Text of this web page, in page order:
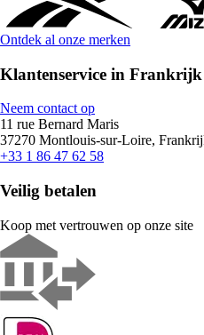
Ontdek al onze merken
Klantenservice in Frankrijk
Neem contact op
11 rue Bernard Maris
37270 Montlouis-sur-Loire,
+33 1 86 47 62 58
Veilig betalen
Koop met vertrouwen op onze site